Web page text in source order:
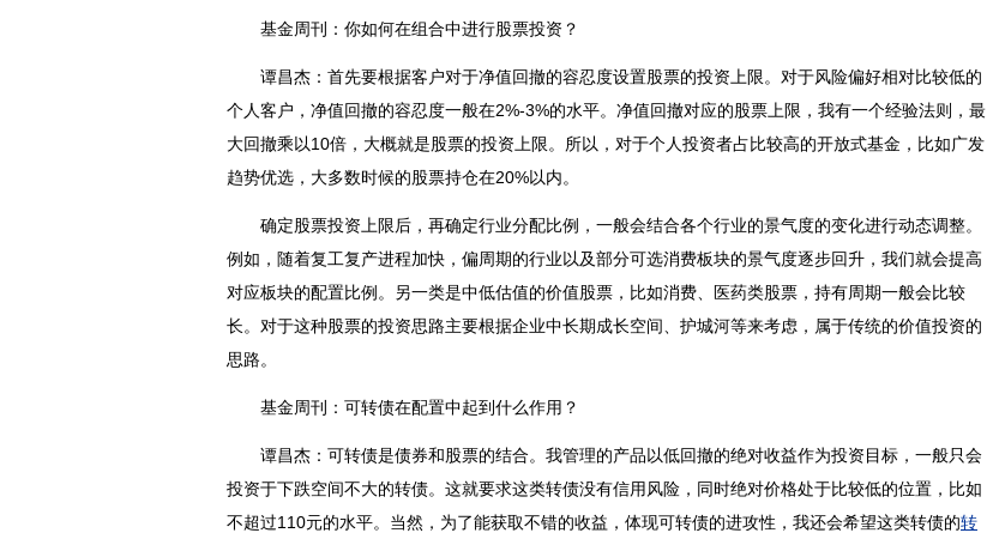
基金周刊：你如何在组合中进行股票投资？
谭昌杰：首先要根据客户对于净值回撤的容忍度设置股票的投资上限。对于风险偏好相对比较低的
个人客户，净值回撤的容忍度一般在2%-3%的水平。净值回撤对应的股票上限，我有一个经验法则，最
大回撤乘以10倍，大概就是股票的投资上限。所以，对于个人投资者占比较高的开放式基金，比如广发
趋势优选，大多数时候的股票持仓在20%以内。
确定股票投资上限后，再确定行业分配比例，一般会结合各个行业的景气度的变化进行动态调整。
例如，随着复工复产进程加快，偏周期的行业以及部分可选消费板块的景气度逐步回升，我们就会提高
对应板块的配置比例。另一类是中低估值的价值股票，比如消费、医药类股票，持有周期一般会比较
长。对于这种股票的投资思路主要根据企业中长期成长空间、护城河等来考虑，属于传统的价值投资的
思路。
基金周刊：可转债在配置中起到什么作用？
谭昌杰：可转债是债券和股票的结合。我管理的产品以低回撤的绝对收益作为投资目标，一般只会
投资于下跌空间不大的转债。这就要求这类转债没有信用 风险，同时绝对价格处于比较低的位置，比如
不超过110元的水平。当然，为了能获取不错的收益，体现可转债的进攻性，我还会希望这类转债的转